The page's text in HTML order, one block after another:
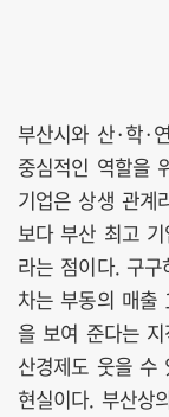
부산시와 산·학·
중심적인 역할을
기업은 상생 관계
보다 부산 최고
라는 점이다. 구
차는 부동의 매출
을 보여 준다는
산경제도 웃을 수
현실이다. 부산상